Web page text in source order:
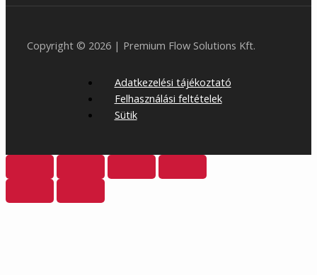
Copyright © 2026 | Premium Flow Solutions Kft.
Adatkezelési tájékoztató
Felhasználási feltételek
Sütik